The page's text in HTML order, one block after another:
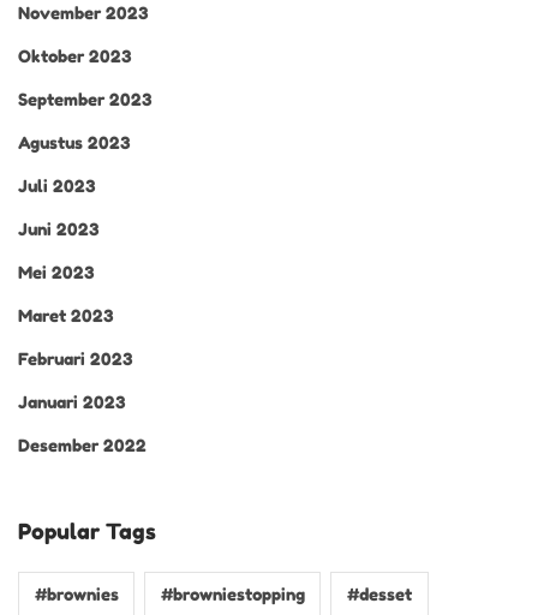
November 2023
Oktober 2023
September 2023
Agustus 2023
Juli 2023
Juni 2023
Mei 2023
Maret 2023
Februari 2023
Januari 2023
Desember 2022
Popular Tags
#brownies #browniestopping #desset